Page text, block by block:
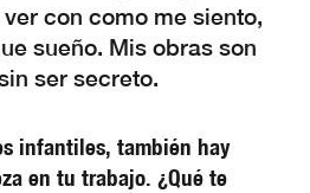
con como me siento,
sueño. Mis obras son
ser secreto.
infantiles, también hay
en tu trabajo. ¿Qué te